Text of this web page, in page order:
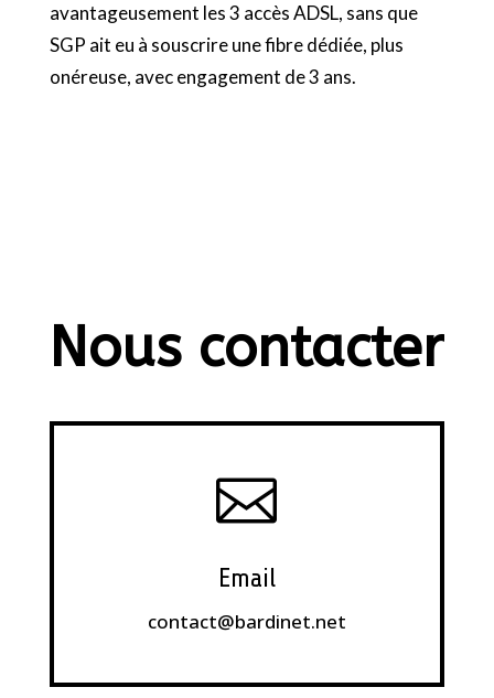
avantageusement les 3 accès ADSL, sans que
SGP ait eu à souscrire une fibre dédiée, plus
onéreuse, avec engagement de 3 ans.
Nous contacter

Email
contact@bardinet.net